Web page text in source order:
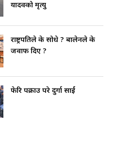
यादवको मृत्यु
राष्ट्रपतिले के सोधे ? बालेनले के
जवाफ दिए ?
फेरि पक्राउ परे दुर्गा प्रसाईं